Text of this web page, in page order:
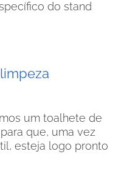
do stand
um toalhete de
que, uma vez
esteja logo pronto